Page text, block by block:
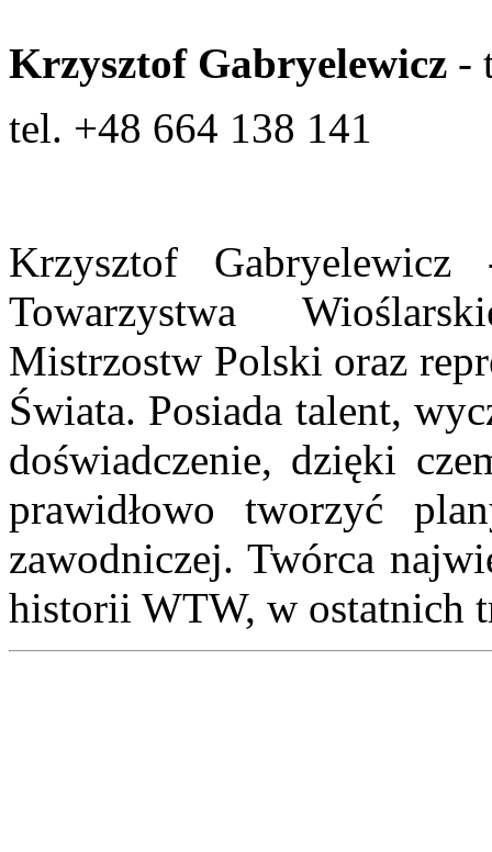
Krzysztof Gabryelewicz -
tel. +48 664 138 141
Krzysztof Gabryelewicz
Towarzystwa
Mistrzostw Polski oraz
Świata. Posiada talent,
doświadczenie, dzięki
prawidłowo tworzyć
zawodniczej. Twórca
historii WTW, w ostatnich